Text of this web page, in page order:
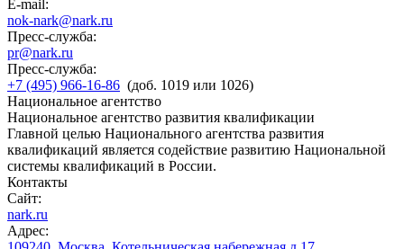
E-mail:
nok-nark@nark.ru
Пресс-служба:
pr@nark.ru
Пресс-служба:
+7 (495) 966-16-86 (доб. 1019 или 1026)
Национальное агентство
Национальное агентство развития квалификации
Главной целью Национального агентства развития
квалификаций является содействие развитию Национальной
системы квалификаций в России.
Контакты
Сайт:
nark.ru
Адрес: